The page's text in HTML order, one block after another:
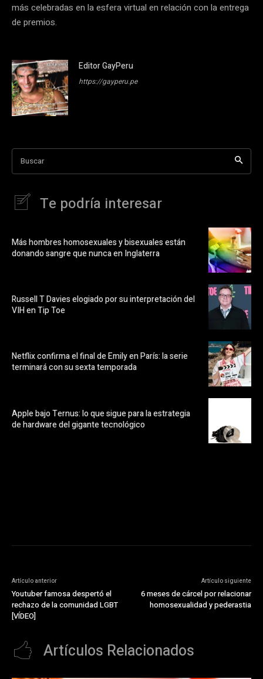
más celebradas en la esfera virtual en relación con la entrega
de premios.
Editor GayPeru
https://gayperu.pe
Buscar
Te podría interesar
Más hombres homosexuales y bisexuales están
donando sangre que nunca en Inglaterra
Russell T Davies elogiado por su interpretación del
VIH en Tip Toe
Netflix confirma el final de Emily en París: la serie
terminará con su sexta temporada
Apple bajo Ternus: lo que sigue para la estrategia
de hardware del gigante tecnológico
Artículo anterior
Youtuber famosa despertó el
rechazo de la comunidad LGBT
[VÍDEO]
Artículo siguiente
6 meses de cárcel por relacionar
homosexualidad y pederastia
Artículos Relacionados